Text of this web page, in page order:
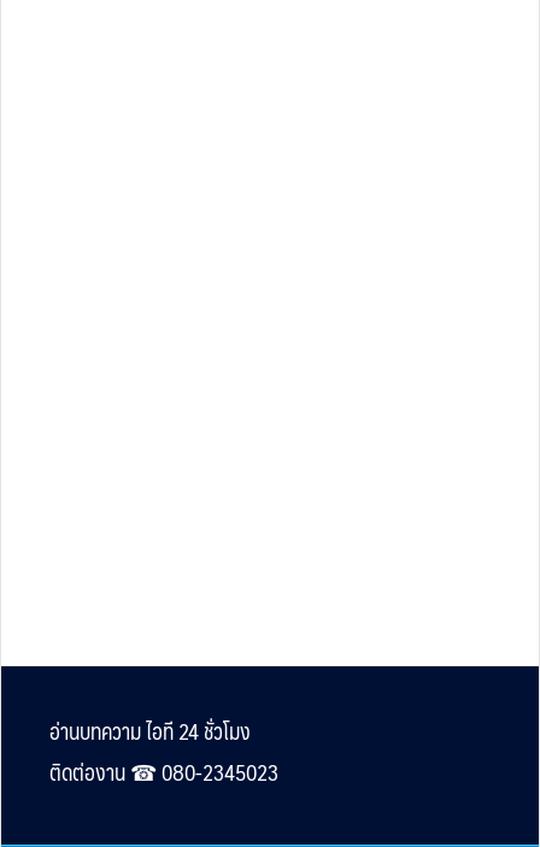
Footer
อ่านบทความ ไอที 24 ชั่วโมง
ติดต่องาน ☎︎ 080-2345023